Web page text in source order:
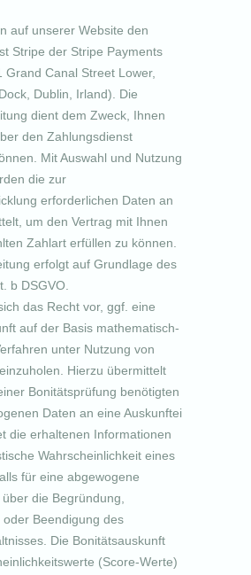
auf unserer Website den
Stripe der Stripe Payments
Grand Canal Street Lower,
Dublin, Irland). Die
dient dem Zweck, Ihnen
den Zahlungsdienst
Mit Auswahl und Nutzung
die zur
erforderlichen Daten an
um den Vertrag mit Ihnen
Zahlart erfüllen zu können.
erfolgt auf Grundlage des
b DSGVO.
das Recht vor, ggf. eine
auf der Basis mathematisch-
unter Nutzung von
Hierzu übermittelt
Bonitätsprüfung benötigten
Daten an eine Auskunftei
die erhaltenen Informationen
Wahrscheinlichkeit eines
für eine abgewogene
die Begründung,
Beendigung des
Die Bonitätsauskunft
(Score-Werte)